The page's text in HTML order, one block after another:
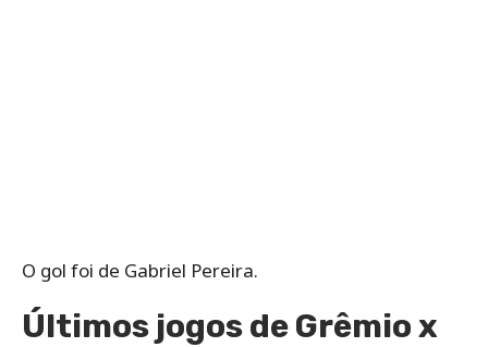
O gol foi de Gabriel Pereira.
Últimos jogos de Grêmio x